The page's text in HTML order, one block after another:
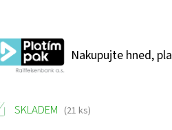
Nakupujte hned,
SKLADEM (21 ks)